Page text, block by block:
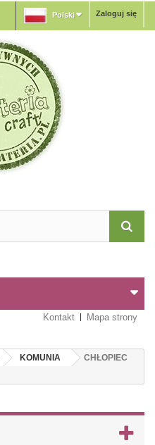
Zaloguj się
Polski
Kontakt Mapa strony
KOMUNIA
CHŁOPIEC